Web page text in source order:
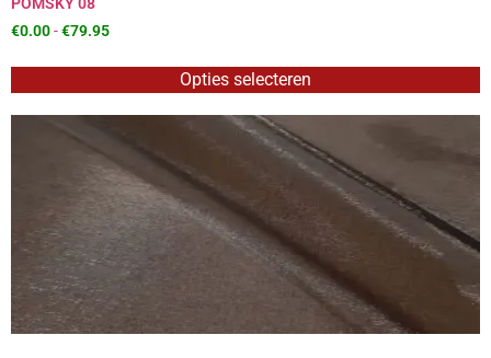
€0.00-€79.95
Opties selecteren